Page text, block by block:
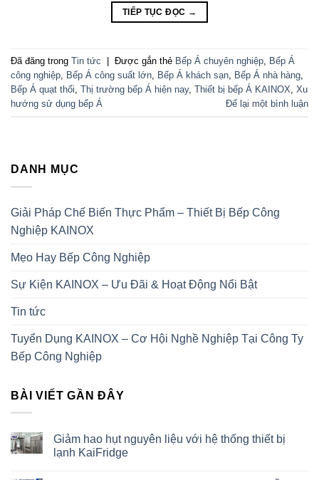
TIẾP TỤC ĐỌC →
Đã đăng trong Tin tức | Được gắn thẻ Bếp Á chuyên nghiệp Bếp Á
công nghiệp Bếp Á công suất lớn Bếp Á khách sạn Bếp Á nhà hàng
Bếp Á quạt thổi Thị trường bếp Á hiện nay, Thiết bị bếp Á KAINOX Xu
hướng sử dụng bếp Á
Để lại một bình luận
DANH MỤC
Giải Pháp Chế Biến Thực Phẩm – Thiết Bị Bếp Công
Nghiệp KAINOX
Mẹo Hay Bếp Công Nghiệp
Sự Kiện KAINOX – Ưu Đãi & Hoạt Động Nổi Bật
Tin tức
Tuyển Dụng KAINOX – Cơ Hội Nghề Nghiệp Tại Công Ty
Bếp Công Nghiệp
BÀI VIẾT GẦN ĐÂY
Giảm hao hụt nguyên liệu với hệ thống thiết bị
lạnh KaiFridge